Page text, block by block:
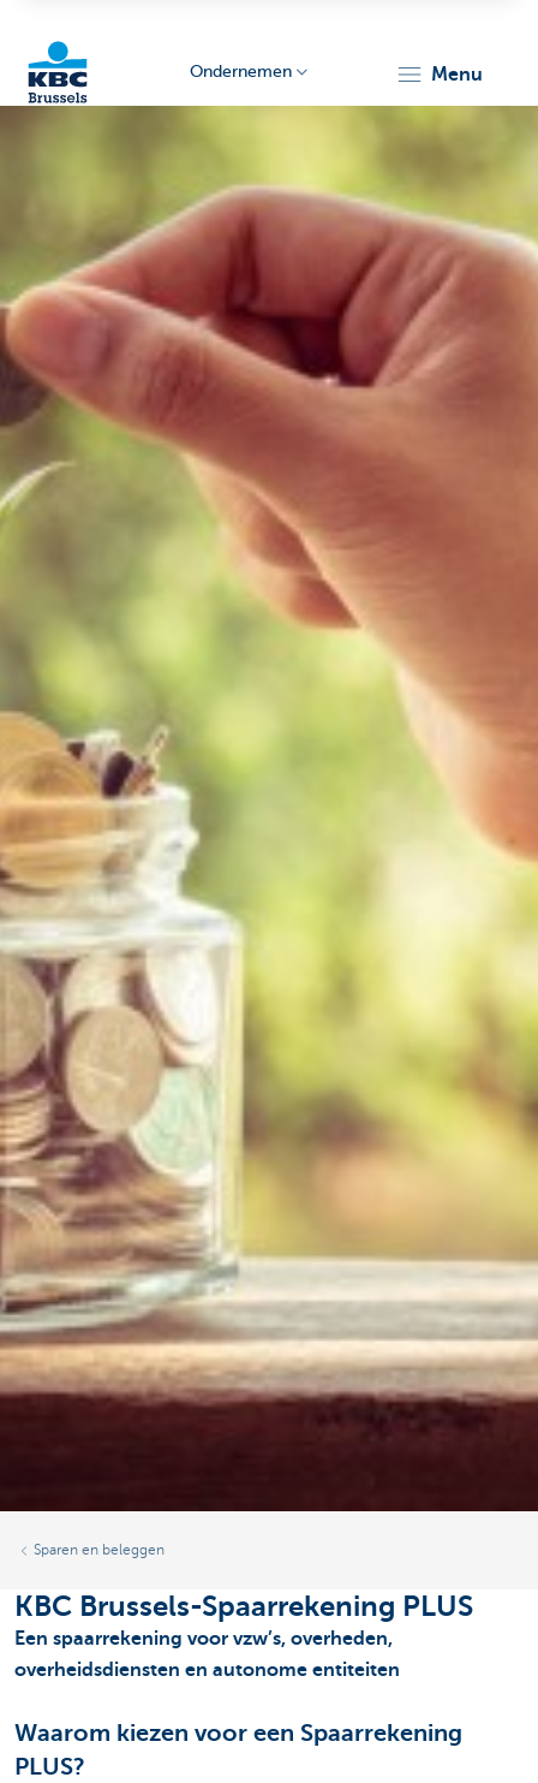
Ondernemen menu
Sparen en beleggen
KBC Brussels-Spaarrekening PLUS
Een spaarrekening voor vzw’s, overheden,
overheidsdiensten en autonome entiteiten
Waarom kiezen voor een Spaarrekening
PLUS?